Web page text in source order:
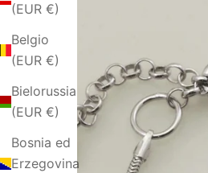
(EUR €)
Belgio
(EUR €)
Bielorussia
(EUR €)
Bosnia ed
Erzegovina